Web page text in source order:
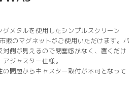
メタルを使用したシンプルスクリーン
販のマグネットがご使用いただけます。パ
側が見えるので閉塞感がなく、置くだけ
ジャスター仕様。
の問題からキャスター取付が不可となって